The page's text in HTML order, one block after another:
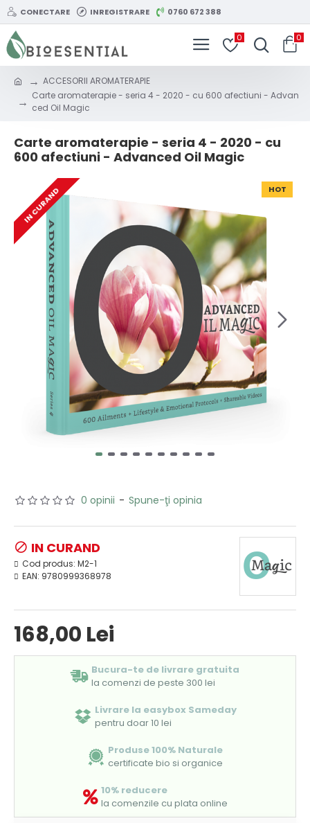
CONECTARE INREGISTRARE 0760 672 388
0 0
ACCESORII AROMATERAPIE
Carte aromaterapie - seria 4 - 2020 - cu 600 afectiuni - Advan
ced Oil Magic
Carte aromaterapie - seria 4 - 2020 - cu
600 afectiuni - Advanced Oil Magic
HOT
IN CURAND
0 opinii - Spune-ţi opinia
168,00 Lei
IN CURAND
Cod produs: M2-1
EAN: 9780999368978
Bucura-te de livrare gratuita
la comenzi de peste 300 lei
Livrare la easybox Sameday
pentru doar 10 lei
Produse 100% Naturale
certificate bio si organice
10% reducere
la comenzile cu plata online